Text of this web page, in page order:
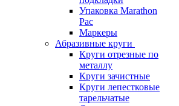
Упаковка Marathon
Pac
Маркеры
Абразивные круги
Круги отрезные по
металлу
Круги зачистные
Круги лепестковые
тарельчатые